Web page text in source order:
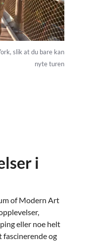
slik at du bare kan
nyte turen
i
of Modern Art
eller noe helt
fascinerende og